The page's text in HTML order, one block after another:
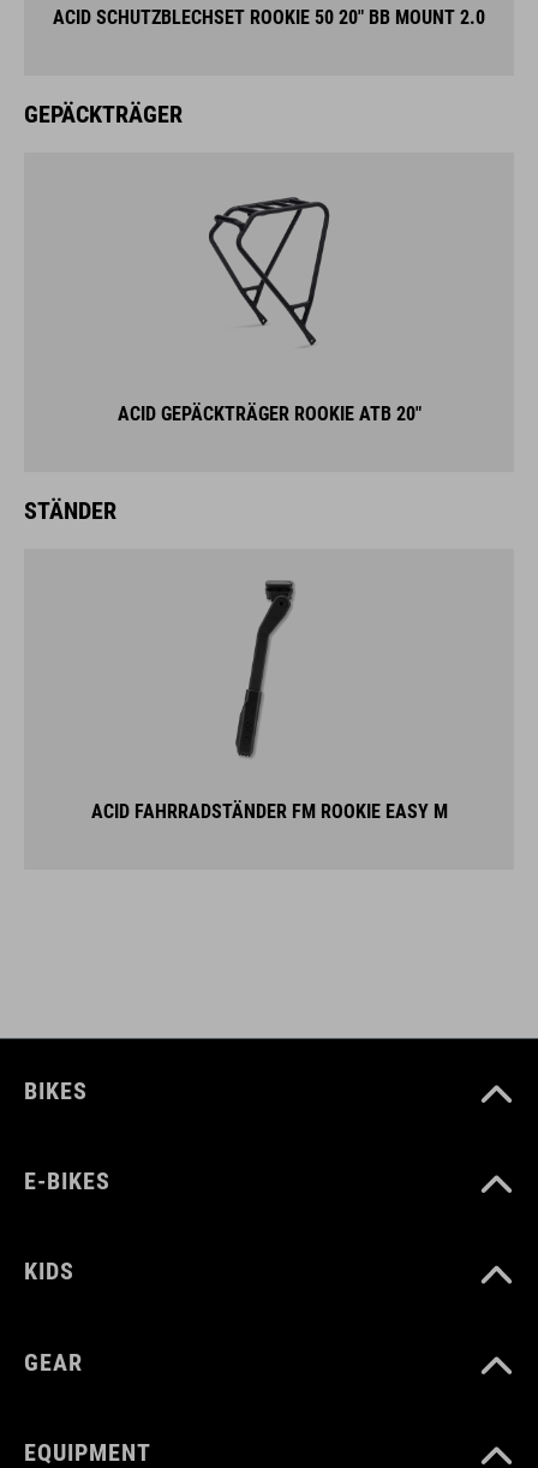
ACID SCHUTZBLECHSET ROOKIE 50 20" BB MOUNT 2.0
GEPÄCKTRÄGER
ACID GEPÄCKTRÄGER ROOKIE ATB 20"
STÄNDER
ACID FAHRRADSTÄNDER FM ROOKIE EASY M
BIKES
E-BIKES
KIDS
GEAR
EQUIPMENT